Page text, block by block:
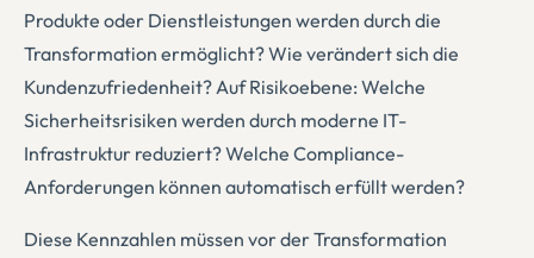
Produkte oder Dienstleistungen werden durch die
Transformation ermöglicht? Wie verändert sich die
Kundenzufriedenheit? Auf Risikoebene: Welche
Sicherheitsrisiken werden durch moderne IT-
Infrastruktur reduziert? Welche Compliance-
Anforderungen können automatisch erfüllt werden?
Diese Kennzahlen müssen vor der Transformation